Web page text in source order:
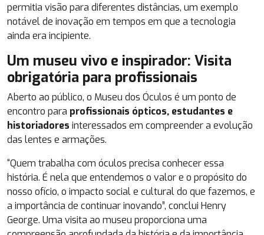
permitia visão para diferentes distâncias, um exemplo
notável de inovação em tempos em que a tecnologia
ainda era incipiente.
Um museu vivo e inspirador: Visita
obrigatória para profissionais
Aberto ao público, o Museu dos Óculos é um ponto de
encontro para profissionais ópticos, estudantes e
historiadores interessados em compreender a evolução
das lentes e armações.
“Quem trabalha com óculos precisa conhecer essa
história. É nela que entendemos o valor e o propósito do
nosso ofício, o impacto social e cultural do que fazemos, e
a importância de continuar inovando”, conclui Henry
George. Uma visita ao museu proporciona uma